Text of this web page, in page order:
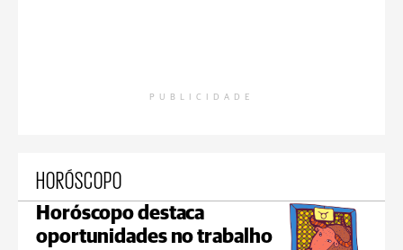
PUBLICIDADE
HORÓSCOPO
Horóscopo destaca
oportunidades no trabalho